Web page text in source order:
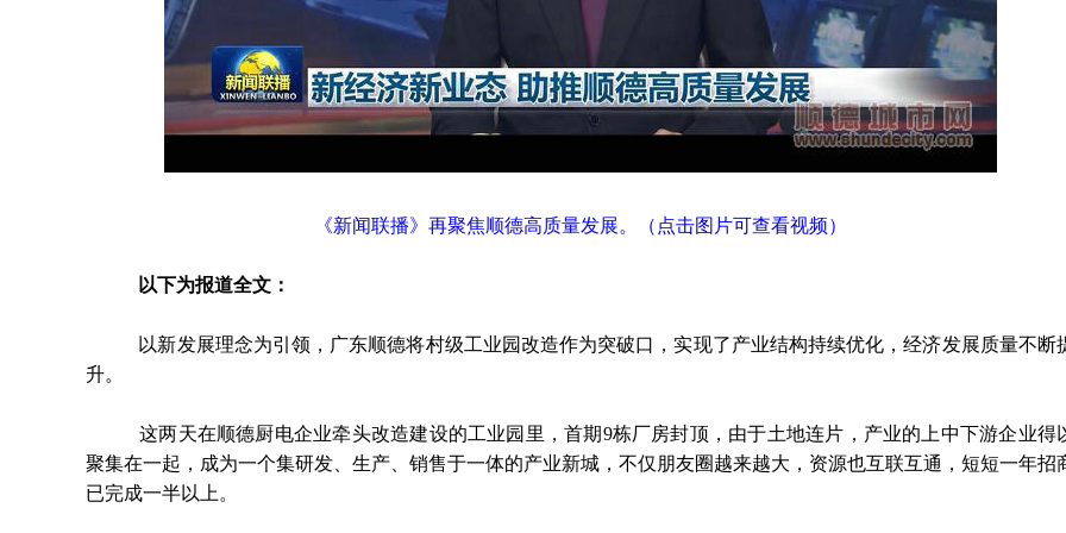
《新闻联播》再聚焦顺德高质量发展。（点击图片可查看视频）
以下为报道全文：
以新发展理念为引领，广东顺德将村级工业园改造作为突破口，实现了产业结构持续优化，经济发展质量不断
升。
这两天在顺德厨电企业牵头改造建设的工业园里，首期9栋厂房封顶，由于土地连片，产业的上中下游企业得
聚集在一起，成为一个集研发、生产、销售于一体的产业新城，不仅朋友圈越来越大，资源也互联互通，短短一年招
已完成一半以上。